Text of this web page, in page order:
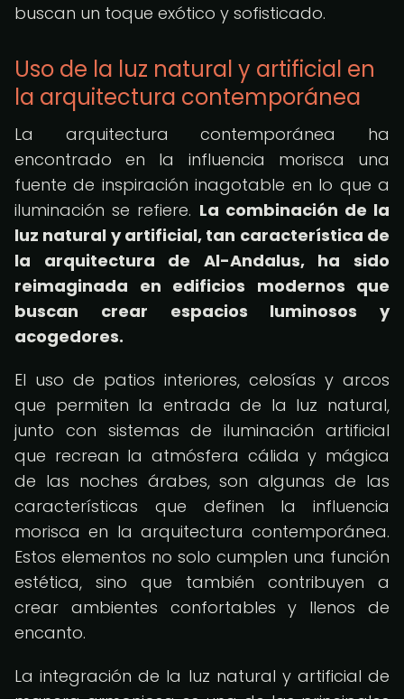
buscan un toque exótico y sofisticado.
Uso de la luz natural y artificial en
la arquitectura contemporánea
La arquitectura contemporánea ha
encontrado en la influencia morisca una
fuente de inspiración inagotable en lo que a
iluminación se refiere. La combinación de la
luz natural y artificial, tan característica de
la arquitectura de Al-Andalus, ha sido
reimaginada en edificios modernos que
buscan crear espacios luminosos y
acogedores.
El uso de patios interiores, celosías y arcos
que permiten la entrada de la luz natural,
junto con sistemas de iluminación artificial
que recrean la atmósfera cálida y mágica
de las noches árabes, son algunas de las
características que definen la influencia
morisca en la arquitectura contemporánea.
Estos elementos no solo cumplen una función
estética, sino que también contribuyen a
crear ambientes confortables y llenos de
encanto.
La integración de la luz natural y artificial de